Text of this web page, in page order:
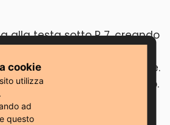
alla testa sotto R 7, creando
il naso di sicurezza e
in fibra prima di finire.
per dividere il muso al centro.
R 4 e R 5.
testa.
cookie
utilizza
ad
questo